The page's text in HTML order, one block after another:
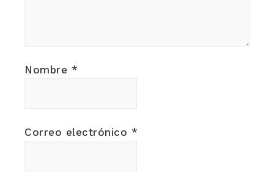
Nombre *
Correo electrónico *